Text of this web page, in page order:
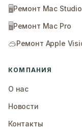
🖥️Ремонт Mac Studio
🖥️Ремонт Mac Pro
🥽Ремонт Apple
КОМПАНИЯ
О нас
Новости
Контакты